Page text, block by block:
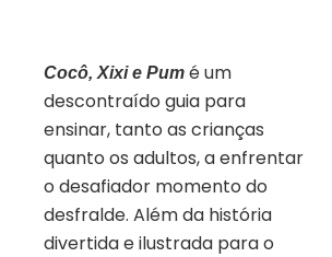
Cocô, Xixi e Pum é um
descontraído guia para
ensinar, tanto as crianças
quanto os adultos, a enfrentar
o desafiador momento do
desfralde. Além da história
divertida e ilustrada para o